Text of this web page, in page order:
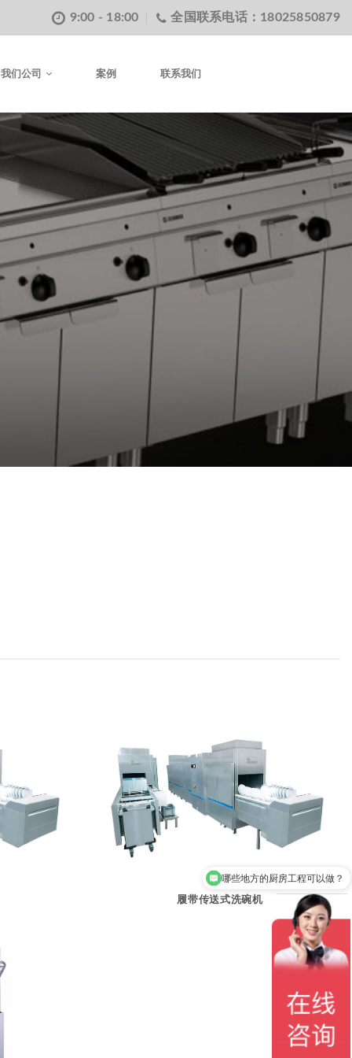
9:00 - 18:00 全国联系电话：18025850879
我们公司 案例 联系我们
履带传送式洗碗机
哪些地方的厨房工程可以做？